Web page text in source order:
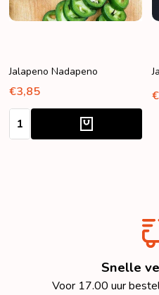
Jalapeno Nadapeno
€3,85
Aantal:
Snelle
Voor 17.00 uur